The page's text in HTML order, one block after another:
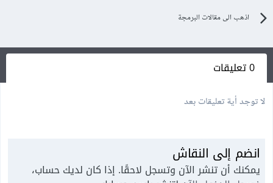
اذهب الى مقالات البرمجة
0 تعليقات
لا توجد أية تعليقات بعد
انضم إلى النقاش
يمكنك أن تنشر الآن وتسجل لاحقًا. إذا كان لديك حساب،